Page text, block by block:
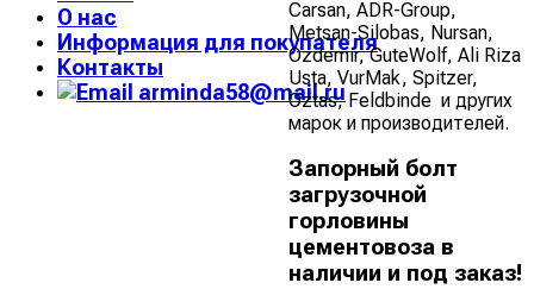
О нас
Информация для покупателя
Контакты
arminda58@mail.ru
Carsan, ADR-Group,
Metsan-Silobas, Nursan,
Ozdemir, GuteWolf, Ali Riza
Usta, VurMak, Spitzer,
Oztas, Feldbinde и других
марок и производителей.
Запорный болт
загрузочной
горловины
цементовоза в
наличии и под заказ!